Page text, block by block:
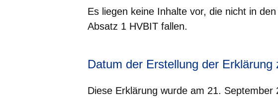
Es liegen keine Inhalte vor, die nicht in
Absatz 1 HVBIT fallen.
Datum der Erstellung der Erklärung
Diese Erklärung wurde am 21.